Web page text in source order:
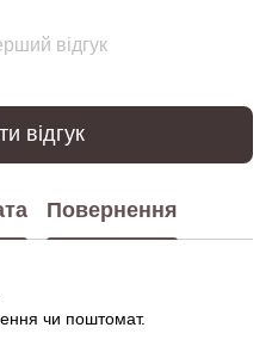
відгук
відгук
Повернення
чи поштомат.